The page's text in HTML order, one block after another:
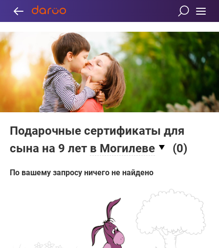
Подарочные сертификаты для
сына на 9 лет в Могилеве (0)
По вашему запросу ничего не найдено